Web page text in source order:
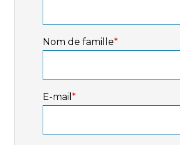
Nom de famille*
E-mail *